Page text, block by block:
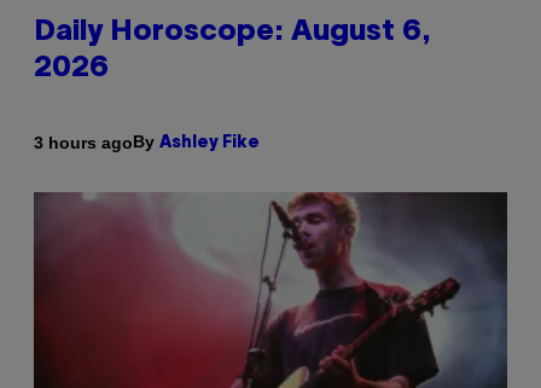
Daily Horoscope: August 6,
2026
3 hours agoBy Ashley Fike